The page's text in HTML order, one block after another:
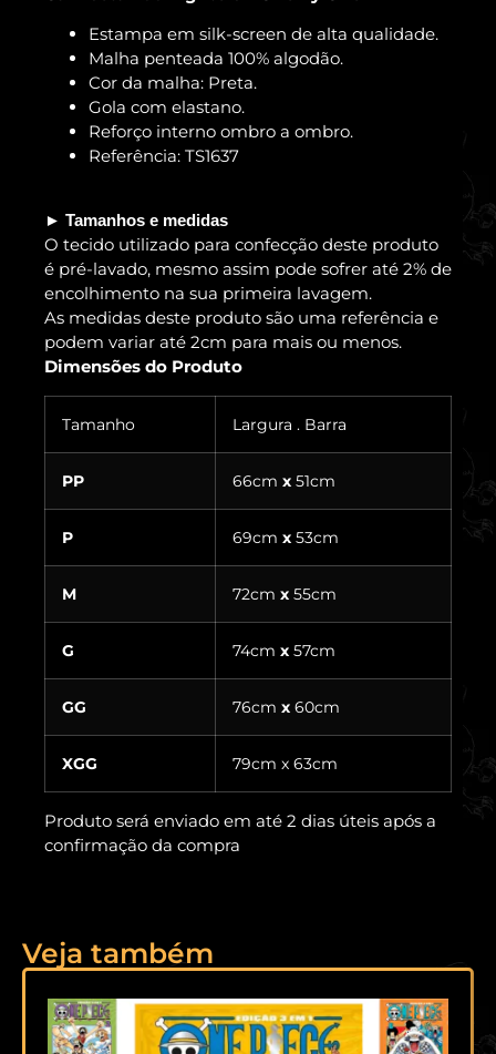
Estampa em silk-screen de alta qualidade.
Malha penteada 100% algodão.
Cor da malha: Preta.
Gola com elastano.
Reforço interno ombro a ombro.
Referência: TS1637
► Tamanhos e medidas
O tecido utilizado para confecção deste produto
é pré-lavado, mesmo assim pode sofrer até 2% de
encolhimento na sua primeira lavagem.
As medidas deste produto são uma referência e
podem variar até 2cm para mais ou menos.
Dimensões do Produto
Tamanho Largura . Barra
PP 66cm x 51cm
P 69cm x 53cm
M 72cm x 55cm
G 74cm x 57cm
GG 76cm x 60cm
XGG 79cm x 63cm
Produto será enviado em até 2 dias úteis após a
confirmação da compra
Veja também